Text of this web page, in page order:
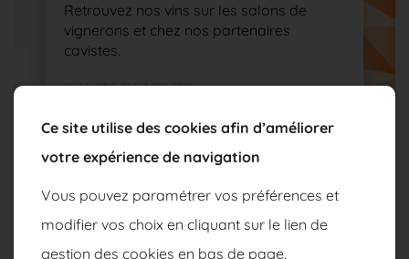
Retrouvez nos vins sur les salons de
vignerons et chez nos partenaires
cavistes.
POINTS DE VENTE
Ce site utilise des cookies afin d’améliorer
votre expérience de navigation
Vous pouvez paramétrer vos préférences et
modifier vos choix en cliquant sur le lien de
gestion des cookies en bas de page.